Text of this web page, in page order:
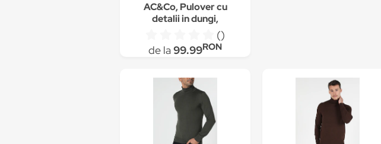
AC&Co, Pulover cu
detalii in dungi,
Albastru inchis/Crem
()
de la99.99RON